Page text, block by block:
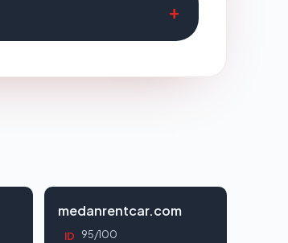
medanrentcar.com
ID 95/100